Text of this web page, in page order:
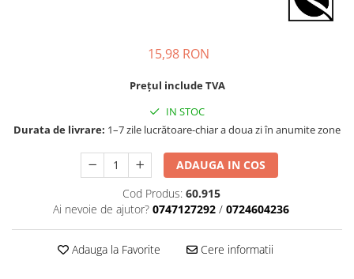
15,98 RON
Prețul include TVA
IN STOC
Durata de livrare: 1–7 zile lucrătoare-chiar a doua zi în anumite zone
ADAUGA IN COS
Cod Produs: 60.915
Ai nevoie de ajutor? 0747127292 / 0724604236
Adauga la Favorite Cere informatii